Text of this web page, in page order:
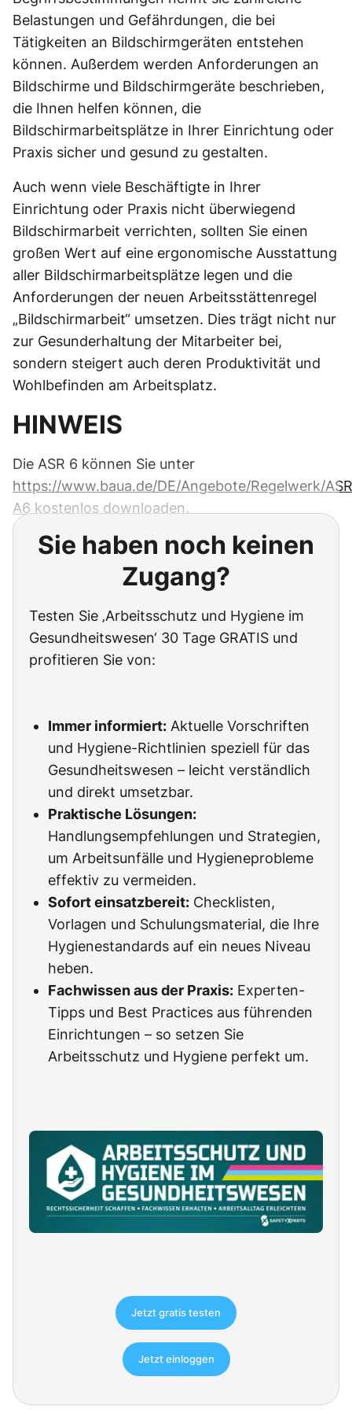
Belastungen und Gefährdungen, die bei
Tätigkeiten an Bildschirmgeräten entstehen
können. Außerdem werden Anforderungen an
Bildschirme und Bildschirmgeräte beschrieben,
die Ihnen helfen können, die
Bildschirmarbeitsplätze in Ihrer Einrichtung oder
Praxis sicher und gesund zu gestalten.
Auch wenn viele Beschäftigte in Ihrer
Einrichtung oder Praxis nicht überwiegend
Bildschirmarbeit verrichten, sollten Sie einen
großen Wert auf eine ergonomische Ausstattung
aller Bildschirmarbeitsplätze legen und die
Anforderungen der neuen Arbeitsstättenregel
„Bildschirmarbeit“ umsetzen. Dies trägt nicht nur
zur Gesunderhaltung der Mitarbeiter bei,
sondern steigert auch deren Produktivität und
Wohlbefinden am Arbeitsplatz.
HINWEIS
Die ASR 6 können Sie unter
https://www.baua.de/DE/Angebote/Regelwerk/
A6 kostenlos downloaden.
Sie haben noch keinen
Zugang?
Testen Sie ‚Arbeitsschutz und Hygiene im
Gesundheitswesen‘ 30 Tage GRATIS und
profitieren Sie von:
Immer informiert: Aktuelle Vorschriften
und Hygiene-Richtlinien speziell für das
Gesundheitswesen – leicht verständlich
und direkt umsetzbar.
Praktische Lösungen:
Handlungsempfehlungen und Strategien,
um Arbeitsunfälle und Hygieneprobleme
effektiv zu vermeiden.
Sofort einsatzbereit: Checklisten,
Vorlagen und Schulungsmaterial, die Ihre
Hygienestandards auf ein neues Niveau
heben.
Fachwissen aus der Praxis: Experten-
Tipps und Best Practices aus führenden
Einrichtungen – so setzen Sie
Arbeitsschutz und Hygiene perfekt um.
Jetzt gratis testen
Jetzt einloggen